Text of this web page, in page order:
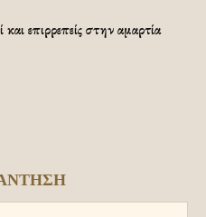
και επιρρεπείς στην αμαρτία